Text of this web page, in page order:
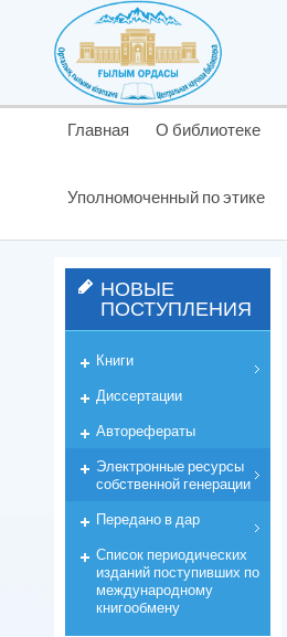
Главная О библиотеке
Уполномоченный по этике
НОВЫЕ
ПОСТУПЛЕНИЯ
Книги
Диссертации
Авторефераты
Электронные ресурсы
собственной генерации
Передано в дар
Список периодических
изданий поступивших по
международному
книгообмену